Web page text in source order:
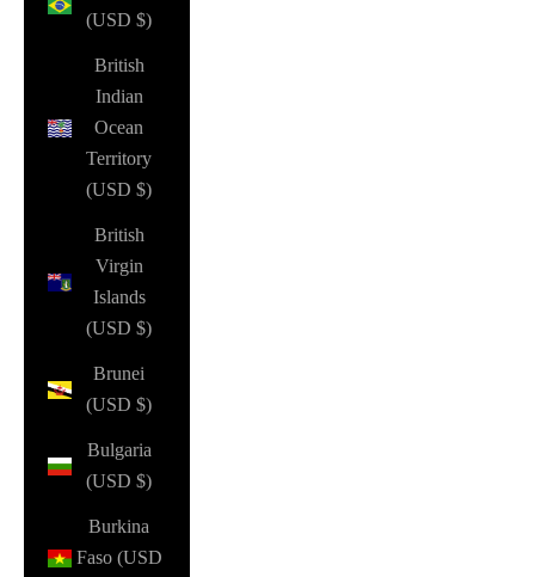
(USD $)
British
Indian
Ocean
Territory
(USD $)
British
Virgin
Islands
(USD $)
Brunei
(USD $)
Bulgaria
(USD $)
Burkina
Faso (USD